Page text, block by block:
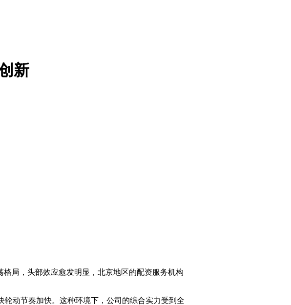
新
局，头部效应愈发明显，北京地区的配资服务机构
动节奏加快。这种环境下，公司的综合实力受到全